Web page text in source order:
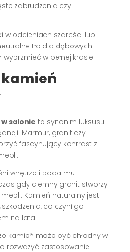
zabrudzenia czy
w odcieniach szarości lub
tło dla dębowych
w pełnej krasie.
salonie to synonim luksusu i
Marmur, granit czy
fascynujący kontrast z
wnętrze i doda mu
gdy ciemny granit stworzy
Kamień naturalny jest
co czyni go
na lata.
kamień może być chłodny w
rozważyć zastosowanie